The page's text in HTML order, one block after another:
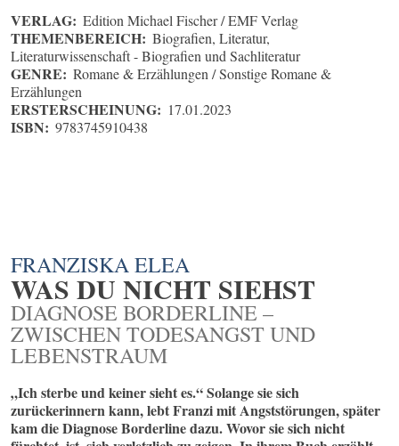
VERLAG: Edition Michael Fischer / EMF Verlag
THEMENBEREICH: Biografien, Literatur,
Literaturwissenschaft - Biografien und Sachliteratur
GENRE: Romane & Erzählungen / Sonstige Romane &
Erzählungen
ERSTERSCHEINUNG: 17.01.2023
ISBN: 9783745910438
FRANZISKA ELEA
WAS DU NICHT SIEHST
DIAGNOSE BORDERLINE –
ZWISCHEN TODESANGST UND
LEBENSTRAUM
„Ich sterbe und keiner sieht es.“ Solange sie sich
zurückerinnern kann, lebt Franzi mit Angststörungen, später
kam die Diagnose Borderline dazu. Wovor sie sich nicht